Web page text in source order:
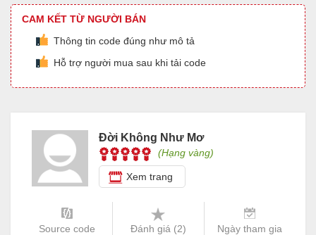
CAM KẾT TỪ NGƯỜI BÁN
Thông tin code đúng như mô tả
Hỗ trợ người mua sau khi tải code
Đời Không Như Mơ
(Hạng vàng)
Xem trang
Source code Đánh giá (2) Ngày tham gia